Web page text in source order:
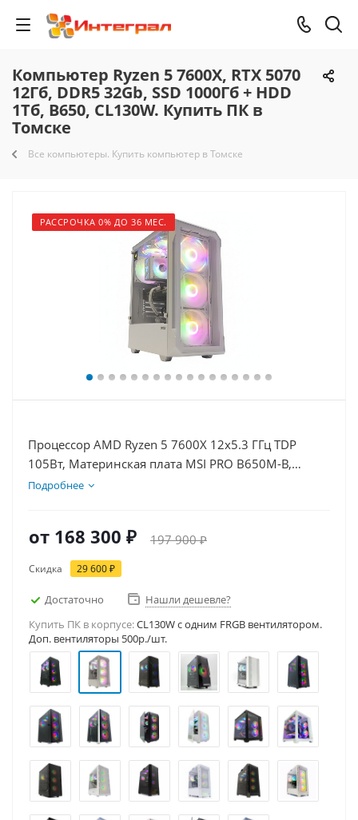
Компьютер Ryzen 5 7600X, RTX 5070
12Гб, DDR5 32Gb, SSD 1000Гб + HDD
1Тб, B650, CL130W. Купить ПК в
Томске
Все компьютеры. Купить компьютер в Томске
РАССРОЧКА 0% ДО 36 МЕС.
Процессор AMD Ryzen 5 7600X 12x5.3 ГГц TDP
105Вт, Материнская плата MSI PRO B650M-B,
Видеокарта RTX 5070 12Гб, Память DDR5 32Gb,
Подробнее
от 168 300 ₽ 197 900 ₽
Скидка 29 600 ₽
Достаточно
Нашли дешевле?
Купить ПК в корпусе:CL130W c одним FRGB вентилятором.
Доп. вентиляторы 500р./шт.